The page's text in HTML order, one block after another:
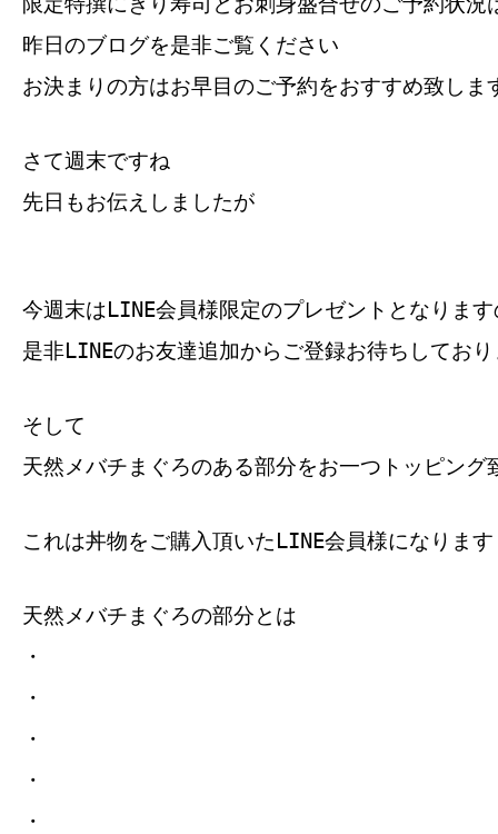
昨日のブログを是非ご覧ください
お決まりの方はお早目のご予約をおすすめ致し
さて週末ですね
先日もお伝えしましたが
今週末はLINE会員様限定のプレゼントとなりま
是非LINEのお友達追加からご登録お待ちしてお
そして
天然メバチまぐろのある部分をお一つトッピング
これは丼物をご購入頂いたLINE会員様になります
天然メバチまぐろの部分とは
・
・
・
・
・